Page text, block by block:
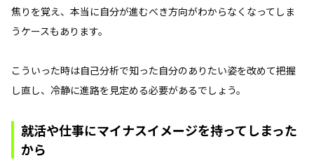
焦りを覚え、本当に自分が進むべき方向がわからなくなってしま
うケースもあります。
こういった時は自己分析で知った自分のありたい姿を改めて把握
し直し、冷静に進路を見定める必要があるでしょう。
就活や仕事にマイナスイメージを持ってしまった
から